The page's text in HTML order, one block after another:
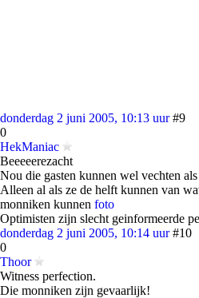
donderdag 2 juni 2005, 10:13 uur #9
0
HekManiac
Beeeeerezacht
Nou die gasten kunnen wel vechten
Alleen al als ze de helft kunnen van
monniken kunnen foto
Optimisten zijn slecht geinformeerde
donderdag 2 juni 2005, 10:14 uur #10
0
Thoor
Witness perfection.
Die monniken zijn gevaarlijk!